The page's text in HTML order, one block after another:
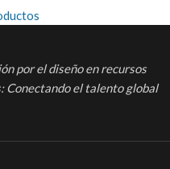
por el diseño en recursos
Conectando el talento global